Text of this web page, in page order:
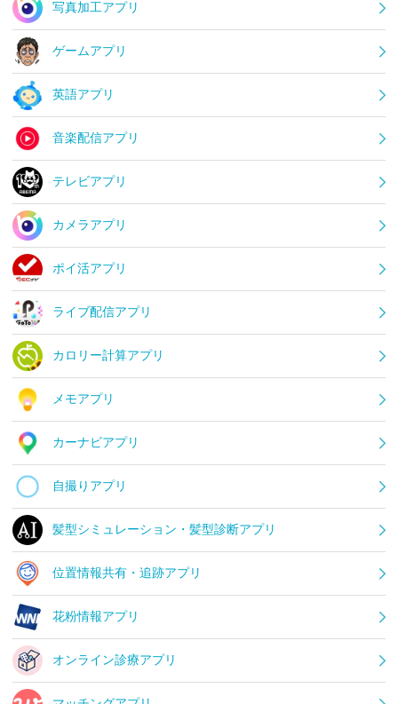
写真加工アプリ
ゲームアプリ
英語アプリ
音楽配信アプリ
テレビアプリ
カメラアプリ
ポイ活アプリ
ライブ配信アプリ
カロリー計算アプリ
メモアプリ
カーナビアプリ
自撮りアプリ
髪型シミュレーション・髪型診断アプリ
位置情報共有・追跡アプリ
花粉情報アプリ
オンライン診療アプリ